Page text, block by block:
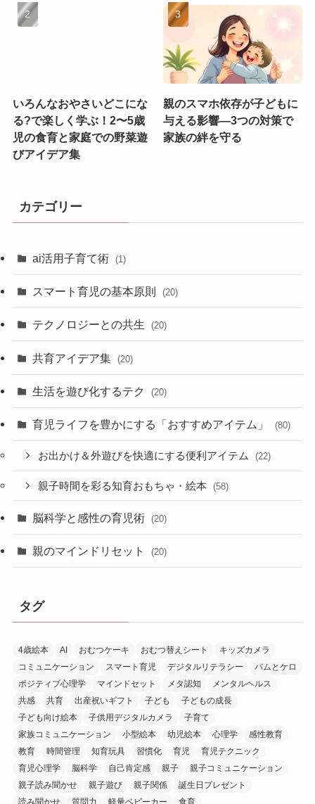
いろんなおやさいどこにな
る?で楽しく学ぶ！2〜5歳
児の食育と家庭での野菜遊
びアイデア集
親のスマホ依存が子どもに
与える影響—3つの対策で
家族の絆を守る
カテゴリー
ai活用子育て術 (1)
スマート育児の基本原則 (20)
テクノロジーとの共生 (20)
共育アイデア集 (20)
生活を遊び化するテク (20)
育児ライフを豊かにする「おすすめアイテム」 (80)
お出かけ＆外遊びを快適にする便利アイテム (22)
親子時間を彩る知育おもちゃ・絵本 (58)
脳科学と感性の育児術 (20)
親のマインドリセット (20)
タグ
4歳絵本 AI おむつケーキ おむつ替えシート
キッズカメラ
コミュニケーション
スマート育児 デジタルリテラシー
バムとケロ
ポジティブ心理学
マインドセット メタ認知
メンタルヘルス
共感
共育 出産祝いギフト 子ども
子どもの成長
子ども向け絵本
子供用デジタルカメラ
子育て
家族コミュニケーション
小型絵本 幼児絵本 心理学
感性教育
教育
時間管理 知育玩具 習慣化 育児
育児テクニック
育児心理学
脳科学 自己肯定感 親子
親子コミュニケーション
親子読み聞かせ
親子遊び 親子関係
誕生日プレゼント
読み聞かせ
質問力 軽量ベビーカー 食育